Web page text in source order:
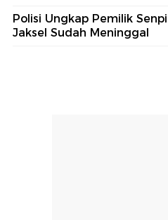
Polisi Ungkap Pemilik
Jaksel Sudah Meninggal